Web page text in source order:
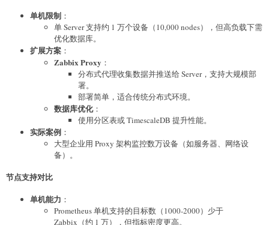
单机限制 ：
单 Server 支持约 1 万个设备（10,000 nodes），但高负载下需
优化数据库。
扩展方案 ：
Zabbix Proxy ：
分布式代理收集数据并推送给 Server，支持大规模部
署。
部署简单，适合传统分布式环境。
数据库优化：
使用分区表或 TimescaleDB 提升性能。
实际案例 ：
大型企业用 Proxy 架构监控数万设备（如服务器、网络设
备）。
节点支持对比
单机能力 ：
Prometheus 单机支持的目标数（1000-2000）少于
Zabbix（约 1 万），但指标密度更高。